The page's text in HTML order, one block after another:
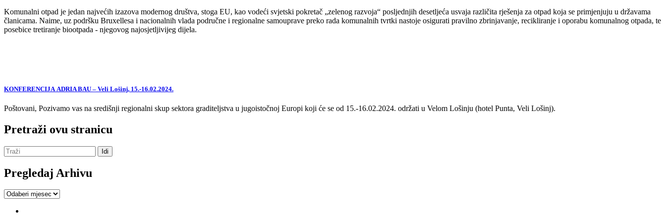
Komunalni otpad je jedan najvećih izazova modernog društva, stoga EU, kao vodeći svjetski pokretač „zelenog razvoja“ posljednjih desetljeća usvaja različita rješenja za otpad koja se primjenjuju u državama
članicama. Naime, uz podršku Bruxellesa i nacionalnih vlada područne i regionalne samouprave preko rada komunalnih tvrtki nastoje osigurati pravilno zbrinjavanje, recikliranje i oporabu komunalnog otpada, te
posebice tretiranje biootpada - njegovog najosjetljivijeg dijela.
KONFERENCIJA ADRIA BAU – Veli Lošinj, 15.-16.02.2024.
Poštovani, Pozivamo vas na središnji regionalni skup sektora graditeljstva u jugoistočnoj Europi koji će se od 15.-16.02.2024. održati u Velom Lošinju (hotel Punta, Veli Lošinj).
Pretraži ovu stranicu
Pregledaj Arhivu
Pregledaj